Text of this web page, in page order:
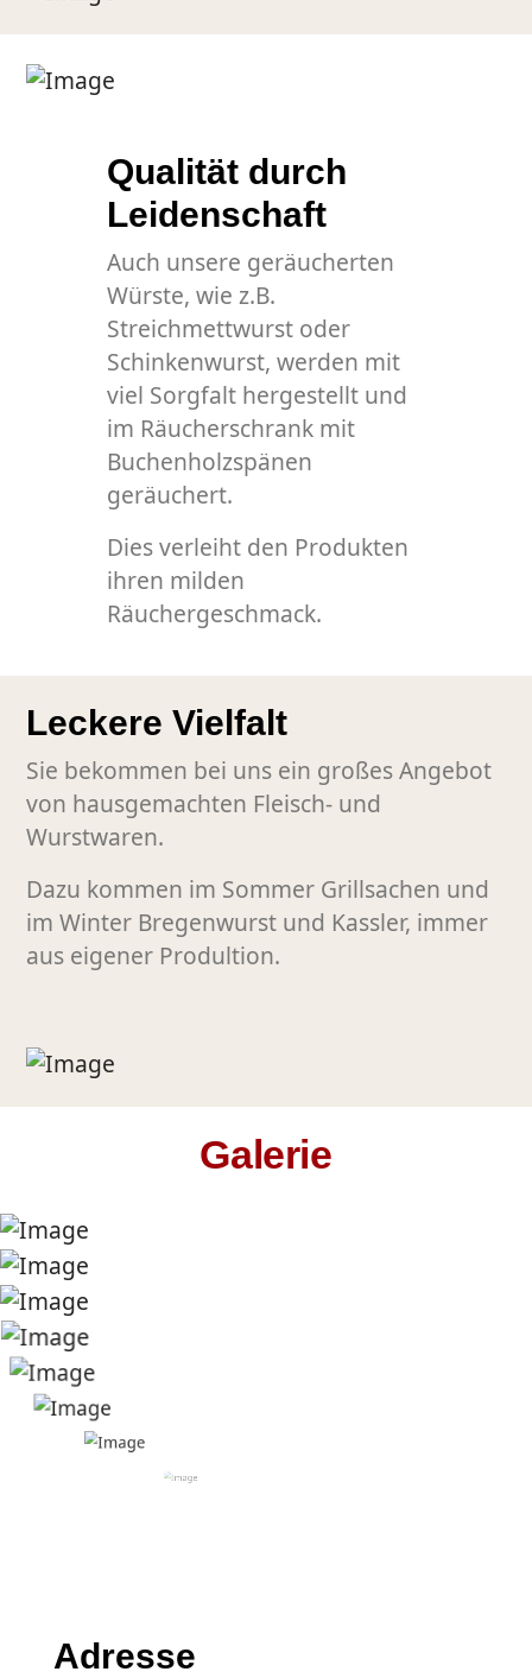
Qualität durch
Leidenschaft
Auch unsere geräucherten
Würste, wie z.B.
Streichmettwurst oder
Schinkenwurst, werden mit
viel Sorgfalt hergestellt und
im Räucherschrank mit
Buchenholzspänen
geräuchert.
Dies verleiht den Produkten
ihren milden
Räuchergeschmack.
Leckere Vielfalt
Sie bekommen bei uns ein großes Angebot
von hausgemachten Fleisch- und
Wurstwaren.
Dazu kommen im Sommer Grillsachen und
im Winter Bregenwurst und Kassler, immer
aus eigener Produltion.
Galerie
Adresse